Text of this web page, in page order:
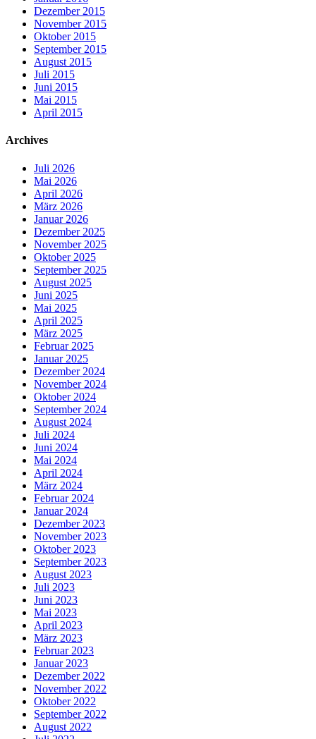
Dezember 2015
November 2015
Oktober 2015
September 2015
August 2015
Juli 2015
Juni 2015
Mai 2015
April 2015
Archives
Juli 2026
Mai 2026
April 2026
März 2026
Januar 2026
Dezember 2025
November 2025
Oktober 2025
September 2025
August 2025
Juni 2025
Mai 2025
April 2025
März 2025
Februar 2025
Januar 2025
Dezember 2024
November 2024
Oktober 2024
September 2024
August 2024
Juli 2024
Juni 2024
Mai 2024
April 2024
März 2024
Februar 2024
Januar 2024
Dezember 2023
November 2023
Oktober 2023
September 2023
August 2023
Juli 2023
Juni 2023
Mai 2023
April 2023
März 2023
Februar 2023
Januar 2023
Dezember 2022
November 2022
Oktober 2022
September 2022
August 2022